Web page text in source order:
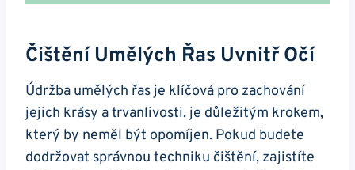
Čištění Umělých Řas Uvnitř Očí
Údržba umělých řas je klíčová pro zachování
jejich krásy a trvanlivosti. je důležitým krokem,
který by neměl být opomíjen. Pokud budete
dodržovat správnou techniku čištění, zajistíte